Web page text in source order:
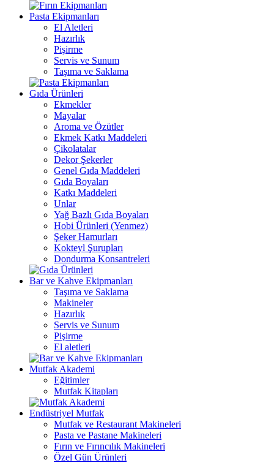
Pasta Ekipmanları
El Aletleri
Hazırlık
Pişirme
Servis ve Sunum
Taşıma ve Saklama
Gıda Ürünleri
Ekmekler
Mayalar
Aroma ve Özütler
Ekmek Katkı Maddeleri
Çikolatalar
Dekor Şekerler
Genel Gıda Maddeleri
Gıda Boyaları
Katkı Maddeleri
Unlar
Yağ Bazlı Gıda Boyaları
Hobi Ürünleri (Yenmez)
Şeker Hamurları
Kokteyl Şurupları
Dondurma Konsantreleri
Bar ve Kahve Ekipmanları
Taşıma ve Saklama
Makineler
Hazırlık
Servis ve Sunum
Pişirme
El aletleri
Mutfak Akademi
Eğitimler
Mutfak Kitapları
Endüstriyel Mutfak
Mutfak ve Restaurant Makineleri
Pasta ve Pastane Makineleri
Fırın ve Fırıncılık Makineleri
Özel Gün Ürünleri